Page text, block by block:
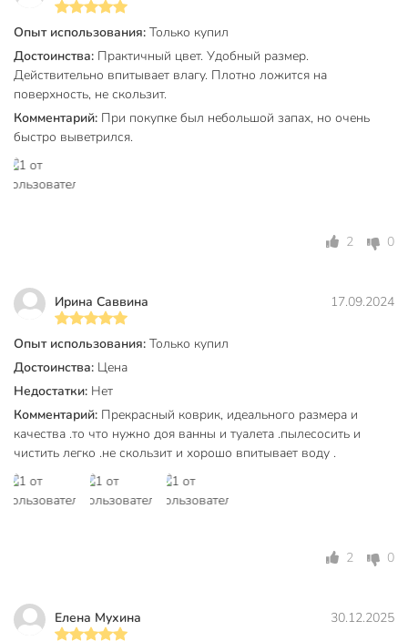
Количество в наборе, шт
Страна производства
Форма
прямоугольный
Прозрачность
Основа
Массажный эффект
Антискользящий
Материал
Цвет
Тип
влаговпитывающий
Назначение
однотонный
Вес в упаковке
Опыт использования: Только купил
Достоинства: Практичный цвет. Удобный размер.
Действительно впитывает влагу. Плотно ложится на
поверхность, не скользит.
Комментарий: При покупке был небольшой запах, но очень
быстро выветрился.
2 0
Ирина Саввина 17.09.2024
Опыт использования: Только купил
Достоинства: Цена
Недостатки: Нет
Комментарий: Прекрасный коврик, идеального размера и
качества .то что нужно доя ванны и туалета .пылесосить и
чистить легко .не скользит и хорошо впитывает воду .
2 0
Елена Мухина 30.12.2025